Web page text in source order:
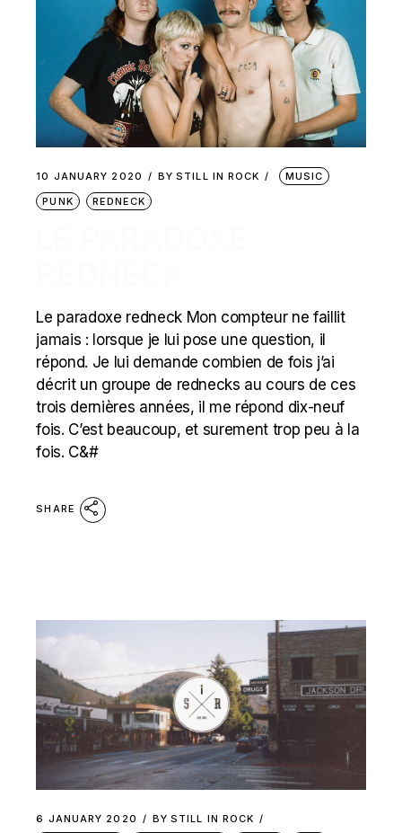
10 JANUARY 2020 BY STILL IN ROCK
MUSIC
PUNK
REDNECK
Le paradoxe redneck Mon compteur ne faillit
jamais : lorsque je lui pose une question, il
répond. Je lui demande combien de fois j’ai
décrit un groupe de rednecks au cours de ces
trois dernières années, il me répond dix-neuf
fois. C’est beaucoup, et surement trop peu à la
fois. C&#
SHARE
6 JANUARY 2020 BY STILL IN ROCK